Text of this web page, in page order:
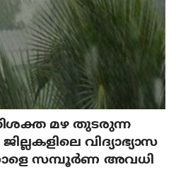
മഴ തുടരുന്ന
വിദ്യാഭ്യാസ
സമ്പൂർണ അവധി